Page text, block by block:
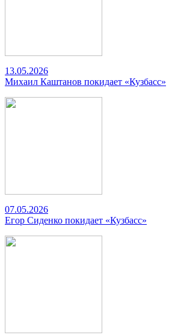
13.05.2026
Михаил Каштанов покидает «Кузбасс»
07.05.2026
Егор Сиденко покидает «Кузбасс»